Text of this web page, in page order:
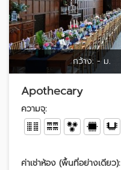
กว้าง: - ม.
Apothecary
ความจุ:
ค่าเช่าห้อง (พื้นที่อย่างเดียว):